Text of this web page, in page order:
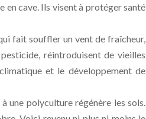
en cave. Ils visent à protéger santé
fait souffler un vent de fraîcheur,
réintroduisent de vieilles
et le développement de
une polyculture régénère les sols.